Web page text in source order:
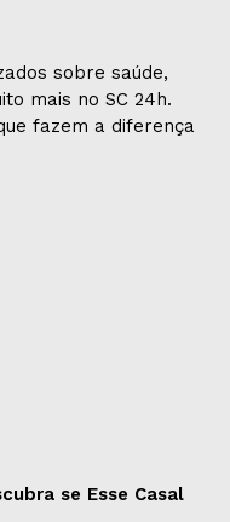
sobre saúde,
mais no SC 24h.
fazem a diferença
se Esse Casal